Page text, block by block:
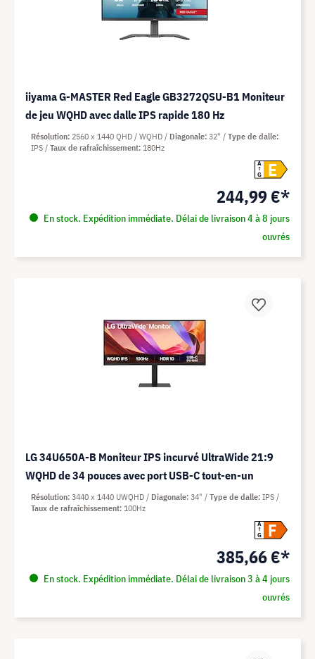
iiyama G-MASTER Red Eagle GB3272QSU-B1 Moniteur
de jeu WQHD avec dalle IPS rapide 180 Hz
A
G
E
244,99 €*
En stock. Expédition immédiate. Délai de livraison 4 à 8 jours
ouvrés
Résolution 2560 x 1440 QHD / WQHD Diagonale 32"
Type de dalle
IPS
Taux de rafraîchissement 180Hz
LG 34U650A-B Moniteur IPS incurvé UltraWide 21:9
WQHD de 34 pouces avec port USB-C tout-en-un
A
G
F
385,66 €*
En stock. Expédition immédiate. Délai de livraison 3 à 4 jours
ouvrés
Résolution 3440 x 1440 UWQHD Diagonale 34" Type de dalle IPS
Taux de rafraîchissement 100Hz